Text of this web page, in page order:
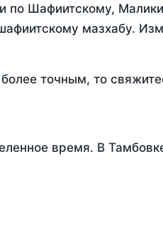
по Шафиитскому,
мазхабу.
точным, то
время. В